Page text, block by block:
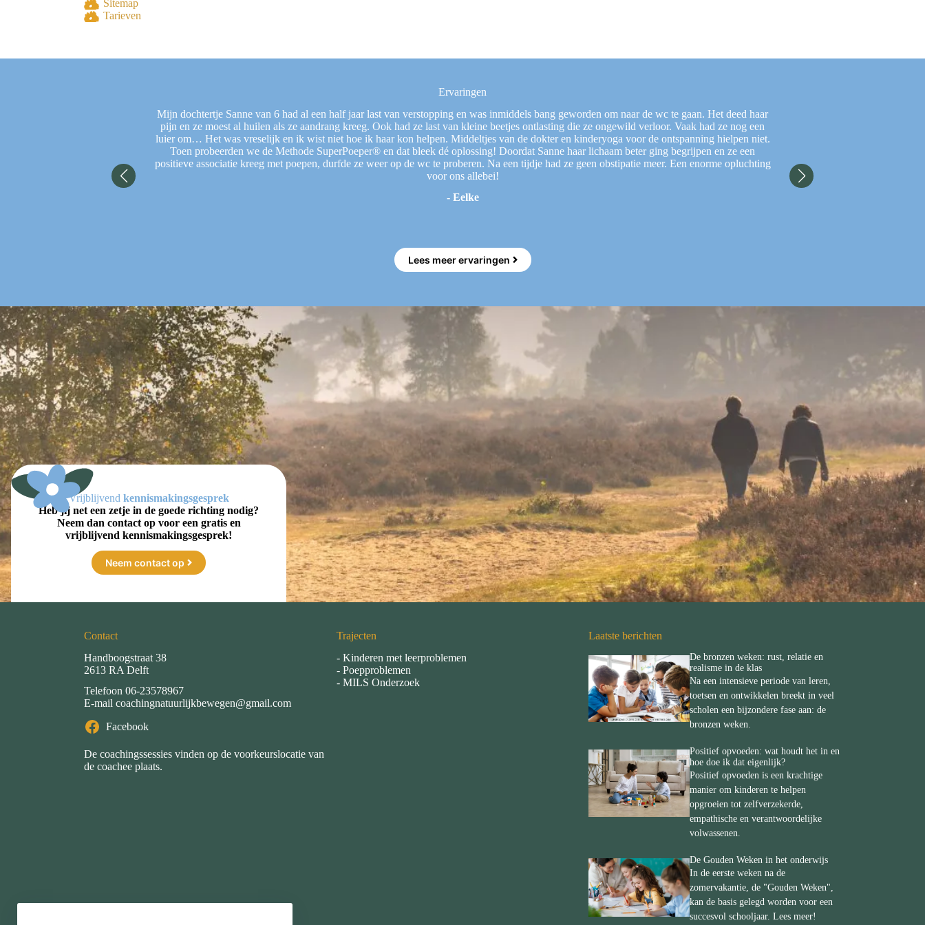
Sitemap
Tarieven
Ervaringen
Mijn dochtertje Sanne van 6 had al een half jaar last van verstopping en was inmiddels bang geworden om naar de wc te gaan. Het deed haar
pijn en ze moest al huilen als ze aandrang kreeg. Ook had ze last van kleine beetjes ontlasting die ze ongewild verloor. Vaak had ze nog een
luier om… Het was vreselijk en ik wist niet hoe ik haar kon helpen. Middeltjes van de dokter en kinderyoga voor de ontspanning hielpen niet.
Toen probeerden we de Methode SuperPoeper® en dat bleek dé oplossing! Doordat Sanne haar lichaam beter ging begrijpen en ze een
positieve associatie kreeg met poepen, durfde ze weer op de wc te proberen. Na een tijdje had ze geen obstipatie meer. Een enorme opluchting
voor ons allebei!
- Eelke
Nu hij weer naar school
Lees meer ervaringen
Vrijblijvend kennismakingsgesprek
Heb jij net een zetje in de goede richting nodig?
Neem dan contact op voor een gratis en
vrijblijvend kennismakingsgesprek!
Neem contact op
Contact
Handboogstraat 38
2613 RA Delft
Telefoon 06-23578967
E-mail coachingnatuurlijkbewegen@gmail.com
Facebook
De coachingssessies vinden op de voorkeurslocatie van
de coachee plaats.
Trajecten
- Kinderen met leerproblemen
- Poepproblemen
- MILS Onderzoek
Laatste berichten
De bronzen weken: rust, relatie en
realisme in de klas
Na een intensieve periode van leren,
toetsen en ontwikkelen breekt in veel
scholen een bijzondere fase aan: de
bronzen weken.
Positief opvoeden: wat houdt het in en
hoe doe ik dat eigenlijk?
Positief opvoeden is een krachtige
manier om kinderen te helpen
opgroeien tot zelfverzekerde,
empathische en verantwoordelijke
volwassenen.
De Gouden Weken in het onderwijs
In de eerste weken na de
zomervakantie, de "Gouden Weken",
kan de basis gelegd worden voor een
succesvol schooljaar. Lees meer!